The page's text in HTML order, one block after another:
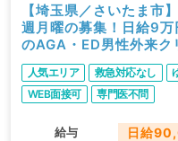
【埼玉県／さいたま市
週月曜の募集！日給9
のAGA・ED男性外来ク
りめご勤務（科目不問
人気エリア 救急対応なし
WEB面接可
専門医不問
給与 日給